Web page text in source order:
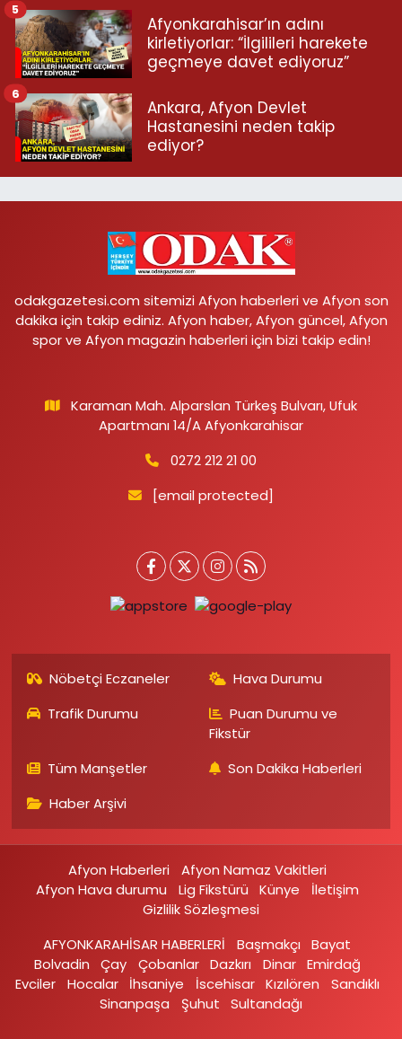
Afyonkarahisar’ın adını
kirletiyorlar: “İlgilileri harekete
geçmeye davet ediyoruz”
5
Ankara, Afyon Devlet
Hastanesini neden takip
ediyor?
6
odakgazetesi.com sitemizi Afyon haberleri ve Afyon son
dakika için takip ediniz. Afyon haber, Afyon güncel, Afyon
spor ve Afyon magazin haberleri için bizi takip edin!
Karaman Mah. Alparslan Türkeş Bulvarı, Ufuk
Apartmanı 14/A Afyonkarahisar
0272 212 21 00
[email protected]
Nöbetçi Eczaneler
Hava Durumu
Trafik Durumu
Puan Durumu ve
Fikstür
Tüm Manşetler
Son Dakika Haberleri
Haber Arşivi
Afyon Haberleri
Afyon Namaz Vakitleri
Afyon Hava durumu
Lig Fikstürü Künye
İletişim
Gizlilik Sözleşmesi
AFYONKARAHİSAR HABERLERİ
Başmakçı
Bayat
Bolvadin
Çay Çobanlar Dazkırı Dinar Emirdağ‎
Evciler‎
Hocalar İhsaniye‎ İscehisar Kızılören‎
Sandıklı‎
Sinanpaşa
Şuhut Sultandağı